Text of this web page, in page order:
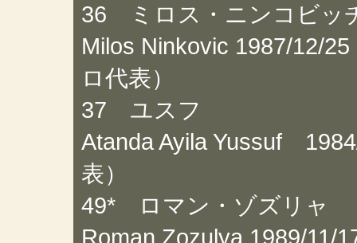
36 ミロス・ニンコビッ
Milos Ninkovic 1987/12/
ロ代表）
37 ユスフ
Atanda Ayila Yussuf
表）
49* ロマン・ゾズリャ
Roman Zozulya 1989/11/